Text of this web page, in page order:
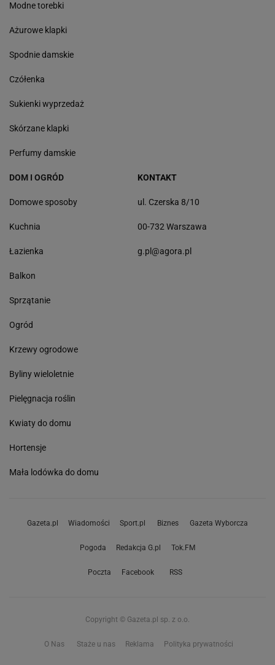
Modne torebki
Ażurowe klapki
Spodnie damskie
Czółenka
Sukienki wyprzedaż
Skórzane klapki
Perfumy damskie
DOM I OGRÓD
Domowe sposoby
Kuchnia
Łazienka
Balkon
Sprzątanie
Ogród
Krzewy ogrodowe
Byliny wieloletnie
Pielęgnacja roślin
Kwiaty do domu
Hortensje
Mała lodówka do domu
KONTAKT
ul. Czerska 8/10
00-732 Warszawa
g.pl@agora.pl
Gazeta.pl Wiadomości Sport.pl Biznes Gazeta Wyborcza
Pogoda Redakcja G.pl Tok.FM
Poczta Facebook RSS
Copyright © Gazeta.pl sp. z o.o.
O Nas Staże u nas Reklama Polityka prywatności